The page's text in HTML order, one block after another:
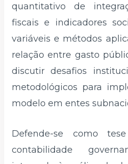
quantitativo de
fiscais e indicadores
variáveis e métodos
relação entre gasto
discutir desafios
metodológicos para
modelo em entes
Defende-se como
contabilidade